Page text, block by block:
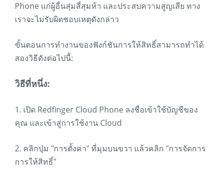
Phone แก่ผู้อื่นสุ่มสี่สุมห้า และประสบความสูญเสีย ทาง
เราจะไม่รับผิดชอบเหตุดังกล่าว
ขั้นตอนการทำงานของฟังก์ชันการให้สิทธิ์สามารถทำได้
สองวิธีดังต่อไปนี้:
วิธีที่หนึ่ง:
1. เปิด Redfinger Cloud Phone ลงชื่อเข้าใช้บัญชีของ
คุณ และเข้าสู่การใช้งาน Cloud
2. คลิกปุ่ม "การตั้งค่า" ที่มุมบนขวา แล้วคลิก "การจัดการ
การให้สิทธิ์"